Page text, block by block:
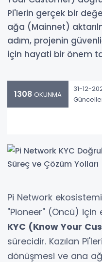
Pi'lerin gerçek bir
ağa (Mainnet)
adım, projenin
için hayati bir önem
1308 OKUNMA
31-12-
Pi Network
"Pioneer" (Öncü) için
KYC (Know Your
sürecidir. Kazılan
dönüşmesi ve ana